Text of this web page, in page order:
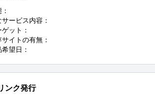
サービス内容：
ゲット：
サイトの有無：
希望日：
ンク発行